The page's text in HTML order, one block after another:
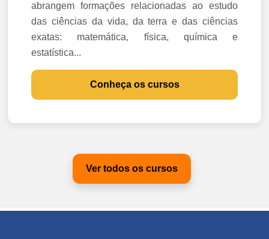
abrangem formações relacionadas ao estudo
das ciências da vida, da terra e das ciências
exatas: matemática, física, química e
estatística...
Conheça os cursos
Ver todos os cursos